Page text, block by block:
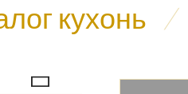
кухонь /